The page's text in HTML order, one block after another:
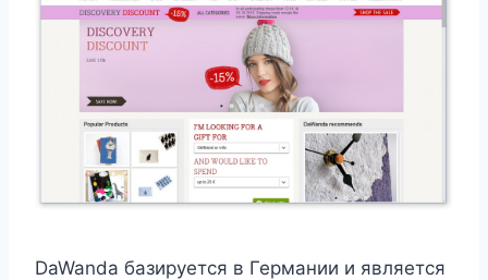
DaWanda базируется в Германии и является